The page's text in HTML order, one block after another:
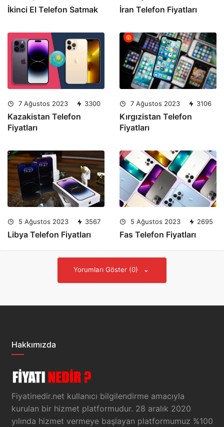
İkinci El Telefon Satmak İran Telefon Fiyatları
7 Ağustos 2023 3300
Kazakistan Telefon
Fiyatları
7 Ağustos 2023 3106
Kırgızistan Telefon
Fiyatları
5 Ağustos 2023 3567
Libya Telefon Fiyatları
5 Ağustos 2023 2695
Fas Telefon Fiyatları
Yorumları Göster (0)
Hakkımızda
Fiyatinedir.net kullanıcı bilgilendirme amacıyla
kurulan bir hizmet platformudur. 28 aralık 2020
yılında hizmet vermeye başlayan platformumuz %100